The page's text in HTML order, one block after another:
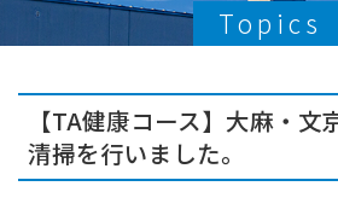
Topics
【TA健康コース】大麻・文
清掃を行いました。